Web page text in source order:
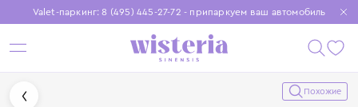
Valet-паркинг: 8 (495) 445-27-72 - припаркуем ваш автомобиль
Бесплатная доставка при заказе от 15 000 ₽
Установите приложение, чтобы покупки были еще удобнее
Похожие